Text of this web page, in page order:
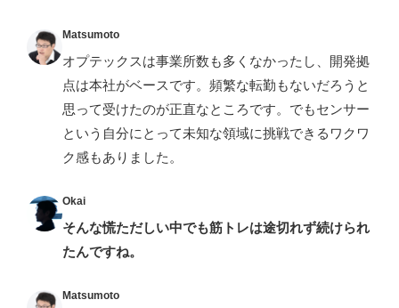
Matsumoto
オプテックスは事業所数も多くなかったし、開発拠
点は本社がベースです。頻繁な転勤もないだろうと
思って受けたのが正直なところです。でもセンサー
という自分にとって未知な領域に挑戦できるワクワ
ク感もありました。
Okai
そんな慌ただしい中でも筋トレは途切れず続けられ
たんですね。
Matsumoto